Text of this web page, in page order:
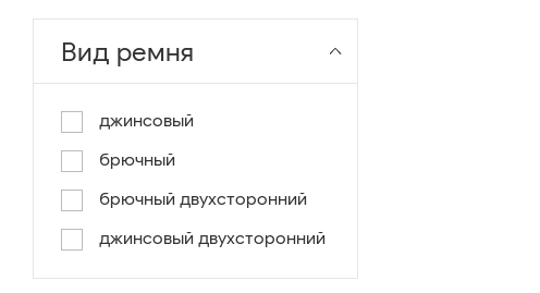
pochino di colore»
Gianni Conti «Antico»
Вид ремня
джинсовый
брючный
брючный двухсторонний
джинсовый двухсторонний